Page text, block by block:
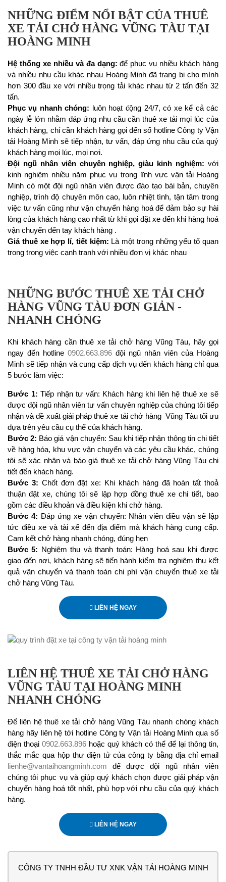
NHỮNG ĐIỂM NỔI BẬT CỦA THUÊ
XE TẢI CHỞ HÀNG VŨNG TÀU TẠI
HOÀNG MINH
Hệ thống xe nhiều và đa dạng: để phục vụ nhiều khách hàng
và nhiều nhu cầu khác nhau Hoàng Minh đã trang bị cho mình
hơn 300 đầu xe với nhiều trọng tải khác nhau từ 2 tấn đến 32
tấn.
Phục vụ nhanh chóng: luôn hoạt động 24/7, có xe kể cả các
ngày lễ lớn nhằm đáp ứng nhu cầu cần thuê xe tải mọi lúc của
khách hàng, chỉ cần khách hàng gọi đến số hotline Công ty Vận
tải Hoàng Minh sẽ tiếp nhận, tư vấn, đáp ứng nhu cầu của quý
khách hàng mọi lúc, mọi nơi.
Đội ngũ nhân viên chuyên nghiệp, giàu kinh nghiệm: với
kinh nghiệm nhiều năm phục vụ trong lĩnh vực vận tải Hoàng
Minh có một đội ngũ nhân viên được đào tạo bài bản, chuyên
nghiệp, trình độ chuyên môn cao, luôn nhiệt tình, tận tâm trong
việc tư vấn cũng như vận chuyển hàng hoá để đảm bảo sự hài
lòng của khách hàng cao nhất từ khi gọi đặt xe đến khi hàng hoá
vận chuyển đến tay khách hàng .
Giá thuê xe hợp lí, tiết kiệm: Là một trong những yếu tố quan
trong trong việc cạnh tranh với nhiều đơn vị khác nhau
NHỮNG BƯỚC THUÊ XE TẢI CHỞ
HÀNG VŨNG TÀU ĐƠN GIẢN -
NHANH CHÓNG
Khi khách hàng cần thuê xe tải chở hàng Vũng Tàu, hãy gọi
ngay đến hotline 0902.663.896 đội ngũ nhân viên của Hoàng
Minh sẽ tiếp nhận và cung cấp dịch vụ đến khách hàng chỉ qua
5 bước làm việc:
Bước 1: Tiếp nhận tư vấn: Khách hàng khi liên hệ thuê xe sẽ
được đội ngũ nhân viên tư vấn chuyên nghiệp của chúng tôi tiếp
nhận và đề xuất giải pháp thuê xe tải chở hàng Vũng Tàu tối ưu
dựa trên yêu cầu cụ thể của khách hàng.
Bước 2: Báo giá vận chuyển: Sau khi tiếp nhận thông tin chi tiết
về hàng hóa, khu vực vận chuyển và các yêu cầu khác, chúng
tôi sẽ xác nhận và báo giá thuê xe tải chở hàng Vũng Tàu chi
tiết đến khách hàng.
Bước 3: Chốt đơn đặt xe: Khi khách hàng đã hoàn tất thoả
thuận đặt xe, chúng tôi sẽ lập hợp đồng thuê xe chi tiết, bao
gồm các điều khoản và điều kiện khi chở hàng.
Bước 4: Đáp ứng xe vận chuyển: Nhân viên điều vận sẽ lập
tức điều xe và tài xế đến địa điểm mà khách hàng cung cấp.
Cam kết chở hàng nhanh chóng, đúng hẹn
Bước 5: Nghiệm thu và thanh toán: Hàng hoá sau khi được
giao đến nơi, khách hàng sẽ tiến hành kiểm tra nghiệm thu kết
quả vận chuyển và thanh toán chi phí vận chuyển thuê xe tải
chở hàng Vũng Tàu.
LIÊN HỆ NGAY
LIÊN HỆ THUÊ XE TẢI CHỞ HÀNG
VŨNG TÀU TẠI HOÀNG MINH
NHANH CHÓNG
Để liên hệ thuê xe tải chở hàng Vũng Tàu nhanh chóng khách
hàng hãy liên hệ tới hotline Công ty Vận tải Hoàng Minh qua số
điện thoại 0902.663.896 hoặc quý khách có thể để lại thông tin,
thắc mắc qua hộp thư điện tử của công ty bằng địa chỉ email
lienhe@vantaihoangminh.com để được đội ngũ nhân viên
chúng tôi phục vụ và giúp quý khách chọn được giải pháp vận
chuyển hàng hoá tốt nhất, phù hợp với nhu cầu của quý khách
hàng.
LIÊN HỆ NGAY
CÔNG TY TNHH ĐẦU TƯ XNK VẬN TẢI HOÀNG MINH